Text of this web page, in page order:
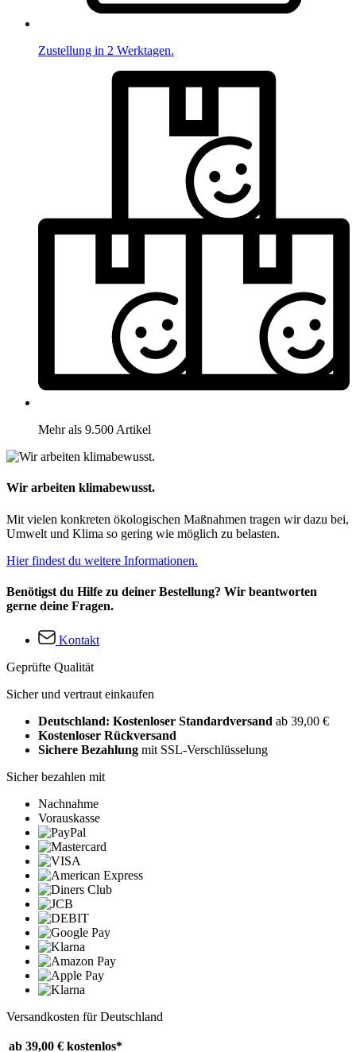
Zustellung in 2 Werktagen.
Mehr als 9.500 Artikel
Wir arbeiten klimabewusst.
Mit vielen konkreten ökologischen Maßnahmen tragen wir dazu bei,
Umwelt und Klima so gering wie möglich zu belasten.
Hier findest du weitere Informationen.
Benötigst du Hilfe zu deiner Bestellung? Wir beantworten
gerne deine Fragen.
Kontakt
Geprüfte Qualität
Sicher und vertraut einkaufen
Deutschland: Kostenloser Standardversand ab 39,00 €
Kostenloser Rückversand
Sichere Bezahlung mit SSL-Verschlüsselung
Sicher bezahlen mit
Nachnahme
Vorauskasse
Versandkosten für Deutschland
ab 39,00 € kostenlos*